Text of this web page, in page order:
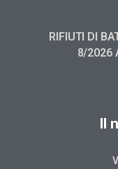
RIFIUTI DI
8/2026
Il